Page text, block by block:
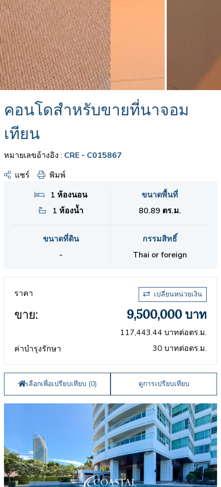
คอนโดสำหรับขายที่นาจอม
เทียน
หมายเลขอ้างอิง : CRE - C015867
แชร์
พิมพ์
1 ห้องนอน
1 ห้องน้ำ
ขนาดพื้นที่
80.89 ตร.ม.
ขนาดที่ดิน
-
กรรมสิทธิ์
Thai or foreign
ราคา เปลี่ยนหน่วยเงิน
ขาย: 9,500,000 บาท
117,443.44 บาทต่อตร.ม.
ค่าบำรุงรักษา 30 บาทต่อตร.ม.
เลือกเพื่อเปรียบเทียบ (0) ดูการเปรียบเทียบ